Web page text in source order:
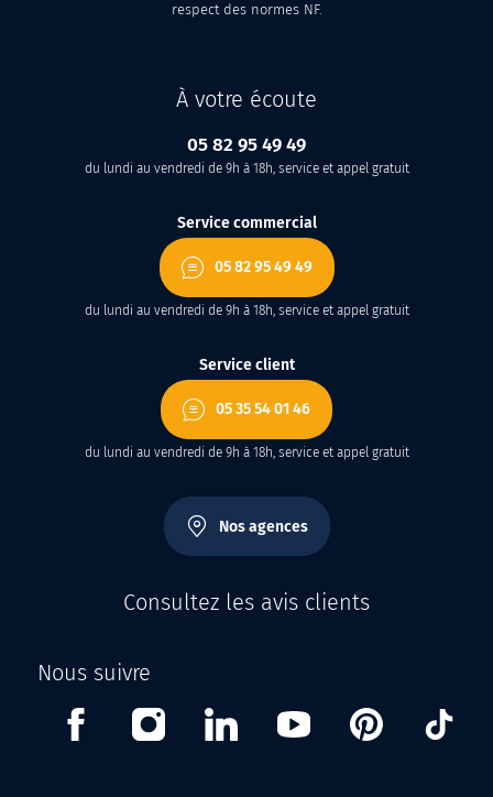
respect des normes NF.
À votre écoute
05 82 95 49 49
du lundi au vendredi de 9h à 18h, service et appel gratuit
Service commercial
05 82 95 49 49
du lundi au vendredi de 9h à 18h, service et appel gratuit
Service client
05 35 54 01 46
du lundi au vendredi de 9h à 18h, service et appel gratuit
Nos agences
Consultez les avis clients
Nous suivre
Facebook Instagram Linkedin Youtube Pinterest